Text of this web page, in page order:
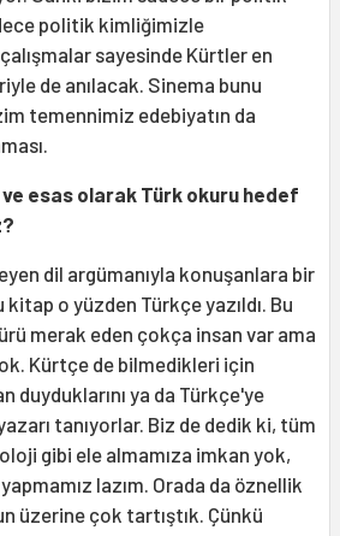
politik kimliğimizle
sayesinde Kürtler en
de anılacak. Sinema bunu
temennimiz edebiyatın da
esas olarak Türk okuru hedef
dil argümanıyla konuşanlara bir
o yüzden Türkçe yazıldı. Bu
merak eden çokça insan var ama
Kürtçe de bilmedikleri için
duyduklarını ya da Türkçe'ye
tanıyorlar. Biz de dedik ki, tüm
gibi ele almamıza imkan yok,
lazım. Orada da öznellik
üzerine çok tartıştık. Çünkü